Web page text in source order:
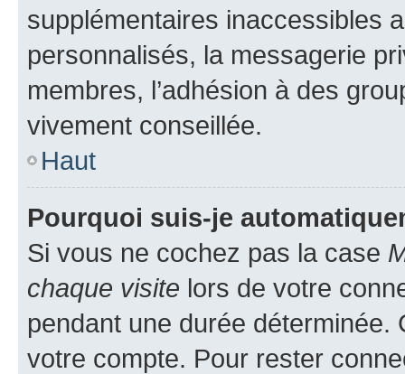
supplémentaires inaccessibles
personnalisés, la messagerie
membres, l’adhésion à des
vivement conseillée.
Haut
Pourquoi suis-je
Si vous ne cochez pas la case
chaque visite lors de votre
pendant une durée déterminée.
votre compte. Pour rester